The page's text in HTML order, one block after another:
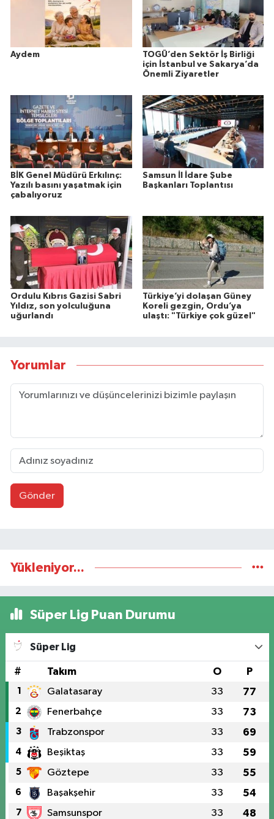
Aydem
TOGÜ’den Sektör İş Birliği
için İstanbul ve Sakarya’da
Önemli Ziyaretler
BİK Genel Müdürü Erkılınç:
Yazılı basını yaşatmak için
çabalıyoruz
Samsun İl İdare Şube
Başkanları Toplantısı
Ordulu Kıbrıs Gazisi Sabri
Yıldız, son yolculuğuna
uğurlandı
Türkiye’yi dolaşan Güney
Koreli gezgin, Ordu’ya
ulaştı: "Türkiye çok güzel"
Yorumlar
Gönder
Yükleniyor...
Süper Lig Puan Durumu
Süper Lig
# Takım O P
1 Galatasaray 33 77
2 Fenerbahçe 33 73
3 Trabzonspor 33 69
4 Beşiktaş 33 59
5 Göztepe 33 55
6 Başakşehir 33 54
7 Samsunspor 33 48